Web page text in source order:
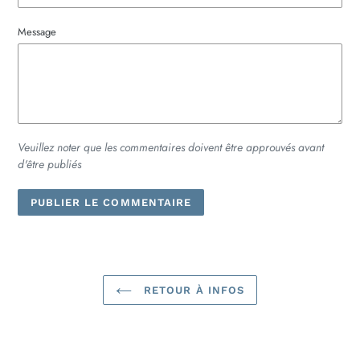
Message
Veuillez noter que les commentaires doivent être approuvés avant
d'être publiés
RETOUR À INFOS